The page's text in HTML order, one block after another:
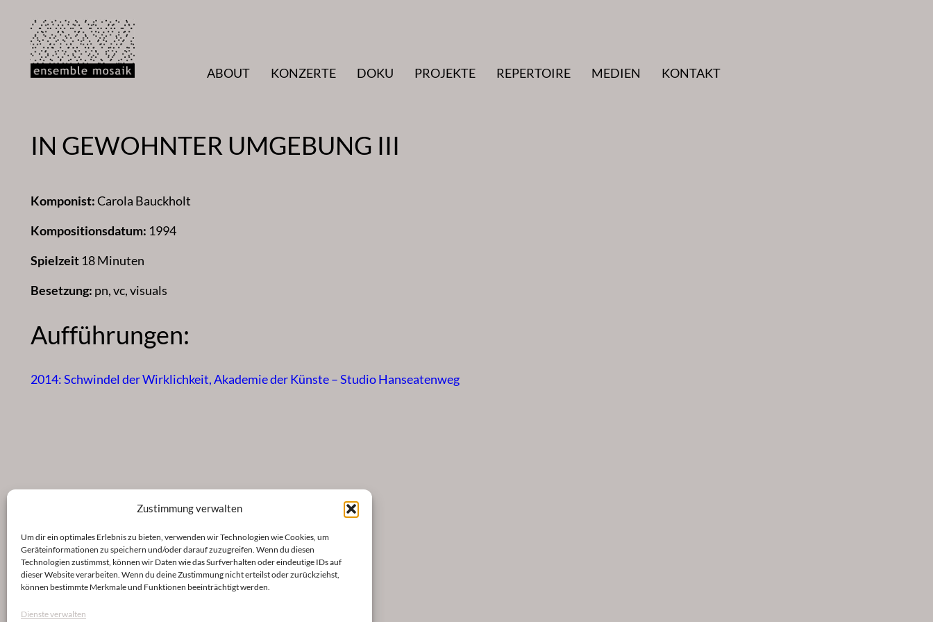
Zustimmung verwalten
Um dir ein optimales Erlebnis zu bieten, verwenden wir Technologien wie Cookies, um
Geräteinformationen zu speichern und/oder darauf zuzugreifen. Wenn du diesen
Technologien zustimmst, können wir Daten wie das Surfverhalten oder eindeutige IDs auf
dieser Website verarbeiten. Wenn du deine Zustimmung nicht erteilst oder zurückziehst,
können bestimmte Merkmale und Funktionen beeinträchtigt werden.
Dienste verwalten
Inhalt
springen
ABOUT
KONZERTE DOKU PROJEKTE REPERTOIRE MEDIEN KONTAKT
IN GEWOHNTER UMGEBUNG III
Komponist:Carola Bauckholt
Kompositionsdatum: 1994
Spielzeit 18 Minuten
Besetzung: pn, vc, visuals
Aufführungen:
2014: Schwindel der Wirklichkeit, Akademie der Künste – Studio Hanseatenweg